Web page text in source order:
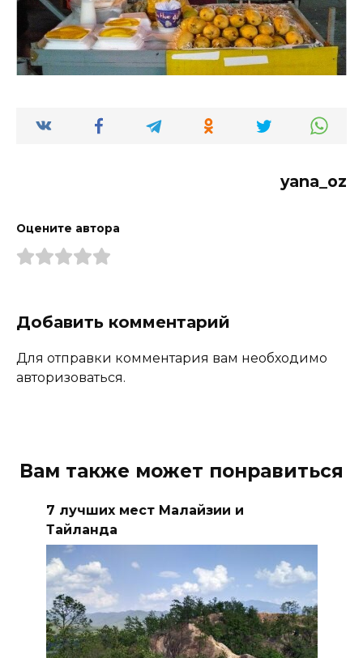
yana_oz
Оцените автора
Добавить комментарий
Для отправки комментария вам необходимо
авторизоваться.
Вам также может понравиться
7 лучших мест Малайзии и
Тайланда